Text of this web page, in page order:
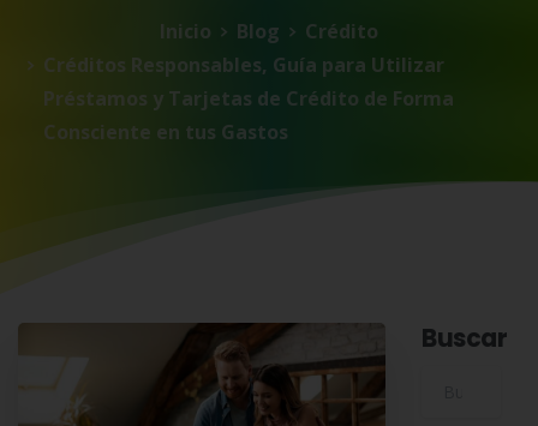
Inicio Blog
Crédito
Créditos Responsables, Guía para Utilizar
Préstamos y Tarjetas de Crédito de Forma
Consciente en tus Gastos
Buscar